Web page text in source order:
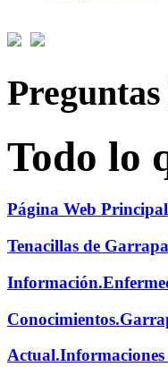
Preguntas
Todo lo
Página Web Principal
Tenacillas de
Actual.Informaciones